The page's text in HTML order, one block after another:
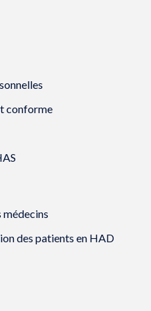
ê
t
e
ê
)
conforme
des patients en HAD